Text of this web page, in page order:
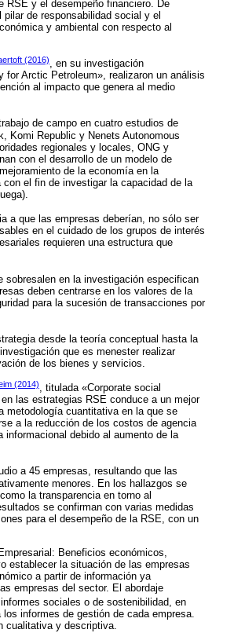
RSE y el desempeño financiero. De
de responsabilidad social y el
y ambiental con respecto al
(2016), en su investigación
Arctic Petroleum», realizaron un análisis
al impacto que genera al medio
de campo en cuatro estudios de
Komi Republic y Nenets Autonomous
regionales y locales, ONG y
con el desarrollo de un modelo de
de la economía en la
el fin de investigar la capacidad de la
a que las empresas deberían, no sólo ser
en el cuidado de los grupos de interés
requieren una estructura que
en la investigación especifican
deben centrarse en los valores de la
para la sucesión de transacciones por
desde la teoría conceptual hasta la
que es menester realizar
de los bienes y servicios.
(2014), titulada «Corporate social
las estrategias RSE conduce a un mejor
metodología cuantitativa en la que se
a la reducción de los costos de agencia
debido al aumento de la
a 45 empresas, resultando que las
menores. En los hallazgos se
la transparencia en torno al
se confirman con varias medidas
para el desempeño de la RSE, con un
Beneficios económicos,
establecer la situación de las empresas
a partir de información ya
empresas del sector. El abordaje
sociales o de sostenibilidad, en
informes de gestión de cada empresa.
cualitativa y descriptiva.